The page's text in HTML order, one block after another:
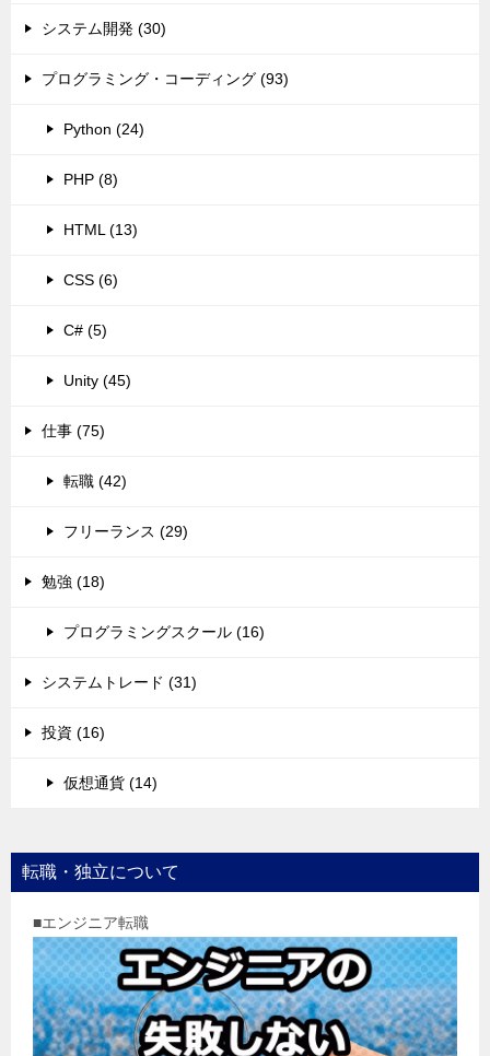
システム開発 (30)
プログラミング・コーディング (93)
Python (24)
PHP (8)
HTML (13)
CSS (6)
C# (5)
Unity (45)
仕事 (75)
転職 (42)
フリーランス (29)
勉強 (18)
プログラミングスクール (16)
システムトレード (31)
投資 (16)
仮想通貨 (14)
転職・独立について
■エンジニア転職